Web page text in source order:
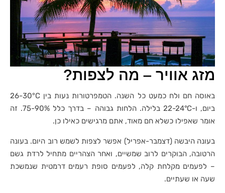
מזג אוויר – מה לצפות?
באוסה חם ולח כמעט כל השנה. הטמפרטורות נעות בין 26-30°C
ביום, ו-22-24°C בלילה. הלחות גבוהה – בדרך כלל 75-90%. זה
אומר שאפילו כשלא חם מאוד, אתם מרגישים כאילו כן.
בעונה היבשה (דצמבר-אפריל) אפשר לצפות לשמש רוב היום. בעונה
הרטובה, הבוקרים לרוב שמשיים, ואחר הצהריים מתחיל לרדת גשם
– לפעמים מקלחת קלה, לפעמים סופת רעמים דרמטית שנמשכת
שעה או שעתיים.